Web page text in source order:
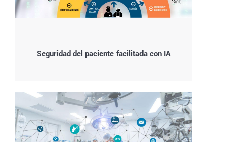
Seguridad del paciente facilitada con IA